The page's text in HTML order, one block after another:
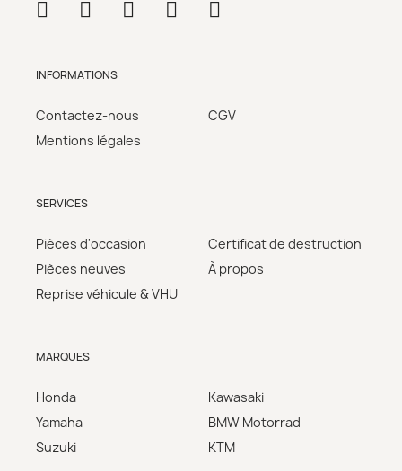
INFORMATIONS
Contactez-nous
Mentions légales
CGV
SERVICES
Pièces d'occasion
Pièces neuves
Reprise véhicule & VHU
Certificat de destruction
À propos
MARQUES
Honda
Yamaha
Suzuki
Kawasaki
BMW Motorrad
KTM